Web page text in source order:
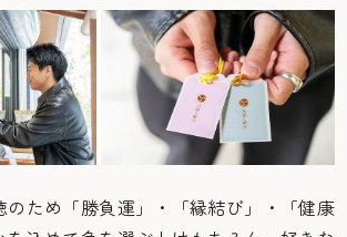
のため「勝負運」・「縁結び」・「健康